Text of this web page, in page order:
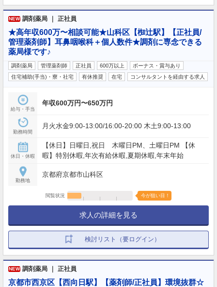
NEW 調剤薬局 ｜ 正社員
★高年収600万〜相談可能★山科区【椥辻駅】【正社員/
管理薬剤師】耳鼻咽喉科＋個人数件★調剤に専念できる
薬局様です♪
調剤薬局 管理薬剤師 正社員 600万以上
ボーナス・賞与あり
住宅補助(手当)・寮・社宅
有休推奨 在宅 コンサルタントを経由する求人
給与・手当
年収600万円〜650万円
勤務時間
月火水金9:00-13:00/16:00-20:00 木土9:00-13:00
休日・休暇
【休日】日曜日,祝日 木曜日PM、土曜日PM 【休
暇】特別休暇,年次有給休暇,夏期休暇,年末年始
勤務地
京都府京都市山科区
閲覧状況 今が狙い目！
求人の詳細を見る
検討リスト（要ログイン）
NEW 調剤薬局 ｜ 正社員
京都市西京区【西向日駅】【薬剤師/正社員】環境抜群☆